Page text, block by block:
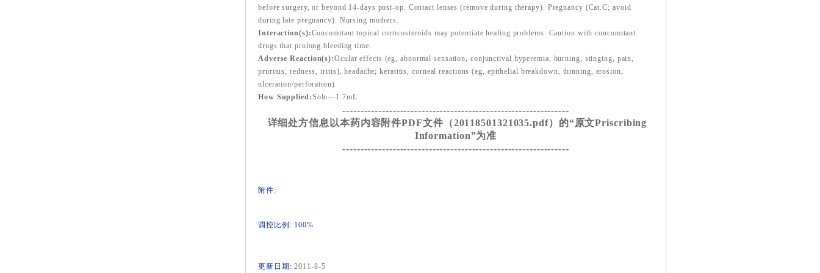
before surgery, or beyond 14-days post-op. Contact lenses (remove during therapy). Pregnancy (Cat.C; avoid
during late pregnancy). Nursing mothers.
Interaction(s):Concomitant topical corticosteroids may potentiate healing problems. Caution with concomitant
drugs that prolong bleeding time.
Adverse Reaction(s):Ocular effects (eg, abnormal sensation, conjunctival hyperemia, burning, stinging, pain,
pruritus, redness, iritis), headache; keratitis, corneal reactions (eg, epithelial breakdown, thinning, erosion,
ulceration/perforation).
How Supplied:Soln—1.7mL
---------------------------------------------------------------
详细处方信息以本药内容附件PDF文件（20118501321035.pdf）的“原文Priscribing
Information”为准
---------------------------------------------------------------
附件:
调控比例: 100%
更新日期: 2011-8-5